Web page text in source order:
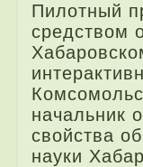
Пилотный
средством
начальник
свойства
науки